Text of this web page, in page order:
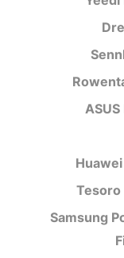
Tesoro
Samsung